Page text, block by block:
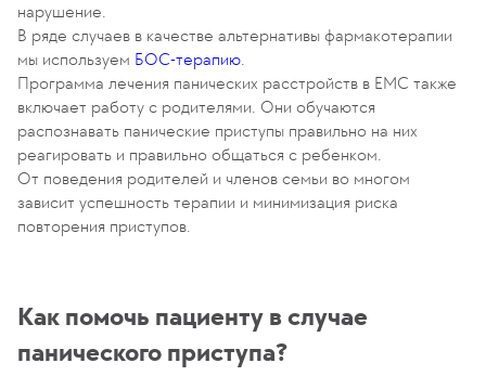
нарушение.
В ряде случаев в качестве альтернативы фармакотерапии
мы используем БОС-терапию.
Программа лечения панических расстройств в ЕМС также
включает работу с родителями. Они обучаются
распознавать панические приступы правильно на них
реагировать и правильно общаться с ребенком.
От поведения родителей и членов семьи во многом
зависит успешность терапии и минимизация риска
повторения приступов.
Как помочь пациенту в случае
панического приступа?